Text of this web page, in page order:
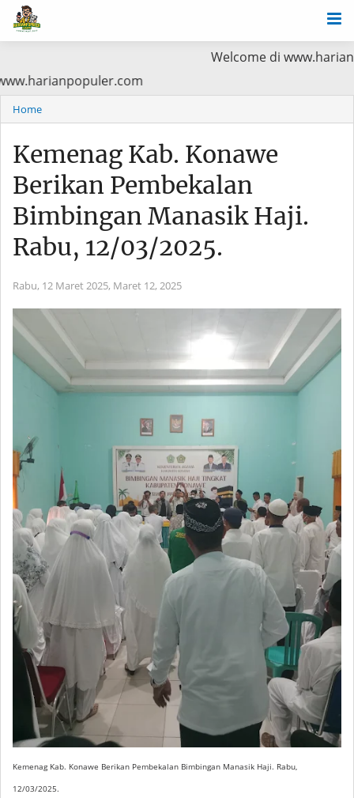
Welcome di
Baca di www.harianpopuler.com
Home
Kemenag Kab. Konawe
Berikan Pembekalan
Bimbingan Manasik Haji.
Rabu, 12/03/2025.
Rabu, 12 Maret 2025, Maret 12, 2025
Kemenag Kab. Konawe Berikan Pembekalan Bimbingan Manasik Haji. Rabu,
12/03/2025.